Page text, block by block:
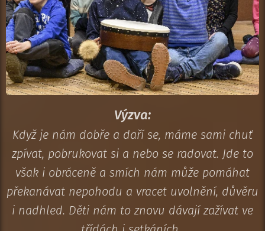
Výzva:
Když je nám dobře a daří se, máme sami chuť
zpívat, pobrukovat si a nebo se radovat. Jde to
však i obráceně a smích nám může pomáhat
překanávat nepohodu a vracet uvolnění, důvěru
i nadhled. Děti nám to znovu dávají zažívat ve